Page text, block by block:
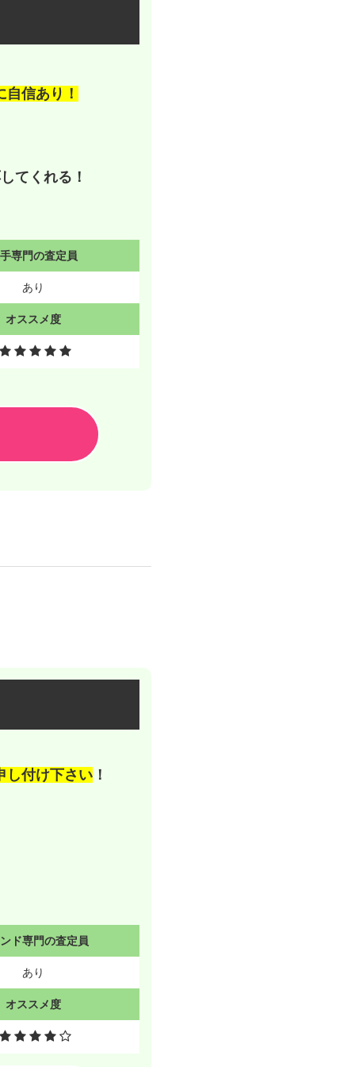
信あり！
てくれる！
専門の査定員
あり
オススメ度
し付け下さい ！
ド専門の査定員
あり
オススメ度